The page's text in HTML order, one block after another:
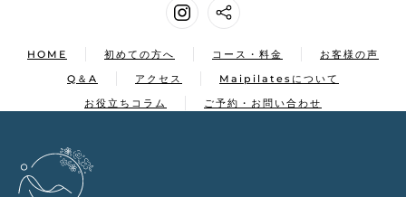
HOME 初めての方へ コース・料金
お客様の声
Q＆A
アクセス
Maipilatesについて
お役立ちコラム
ご予約・お問い合わせ